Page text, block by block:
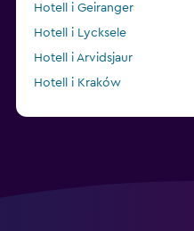
Hotell i Geiranger
Hotell i Lycksele
Hotell i Arvidsjaur
Hotell i Kraków